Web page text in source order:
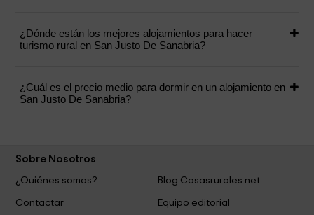
¿Dónde están los mejores alojamientos para hacer
turismo rural en San Justo De Sanabria?
¿Cuál es el precio medio para dormir en un alojamiento en
San Justo De Sanabria?
Sobre Nosotros
¿Quiénes somos?
Blog Casasrurales.net
Contactar
Equipo editorial